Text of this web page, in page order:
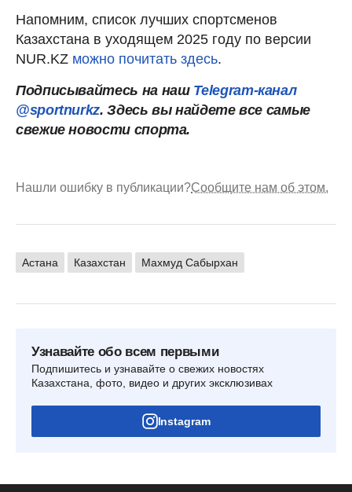
Напомним, список лучших спортсменов
Казахстана в уходящем 2025 году по версии
NUR.KZ можно почитать здесь.
Подписывайтесь на наш Telegram-канал
@sportnurkz. Здесь вы найдете все самые
свежие новости спорта.
Нашли ошибку в публикации?Сообщите нам об этом.
Астана Казахстан Махмуд Сабырхан
Узнавайте обо всем первыми
Подпишитесь и узнавайте о свежих новостях
Казахстана, фото, видео и других эксклюзивах
Instagram